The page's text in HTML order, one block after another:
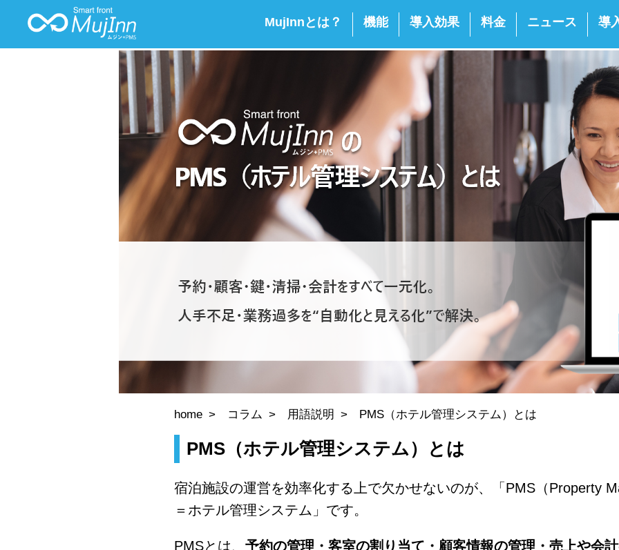
MujInnとは？ 機能 導入効果 料金 ニュース 導
home コラム 用語説明 PMS（ホテル管理システム）とは
PMS（ホテル管理システム）とは
宿泊施設の運営を効率化する上で欠かせないのが、「PMS（Property
＝ホテル管理システム」です。
PMSとは、 予約の管理・客室の割り当て・顧客情報の管理・売上や会